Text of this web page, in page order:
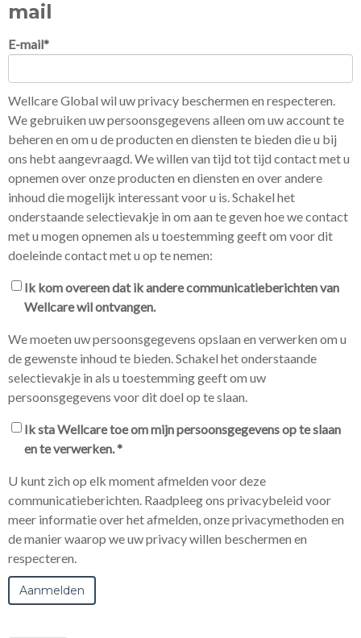
mail
E-mail*
Wellcare Global wil uw privacy beschermen en respecteren.
We gebruiken uw persoonsgegevens alleen om uw account te
beheren en om u de producten en diensten te bieden die u bij
ons hebt aangevraagd. We willen van tijd tot tijd contact met u
opnemen over onze producten en diensten en over andere
inhoud die mogelijk interessant voor u is. Schakel het
onderstaande selectievakje in om aan te geven hoe we contact
met u mogen opnemen als u toestemming geeft om voor dit
doeleinde contact met u op te nemen:
Ik kom overeen dat ik andere communicatieberichten van
Wellcare wil ontvangen.
We moeten uw persoonsgegevens opslaan en verwerken om u
de gewenste inhoud te bieden. Schakel het onderstaande
selectievakje in als u toestemming geeft om uw
persoonsgegevens voor dit doel op te slaan.
Ik sta Wellcare toe om mijn persoonsgegevens op te slaan
en te verwerken.*
U kunt zich op elk moment afmelden voor deze
communicatieberichten. Raadpleeg ons privacybeleid voor
meer informatie over het afmelden, onze privacymethoden en
de manier waarop we uw privacy willen beschermen en
respecteren.